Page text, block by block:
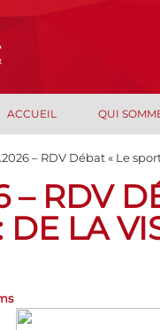
ACCUEIL QUI
– RDV Débat « Le
– RDV
DE LA